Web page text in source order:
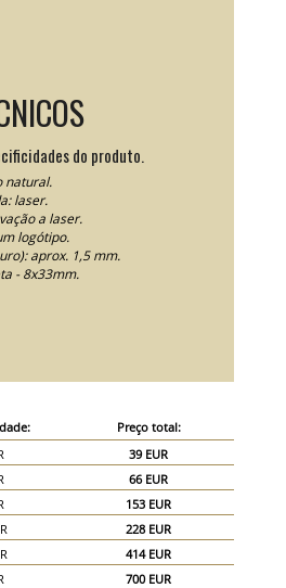
do produto.
natural.
laser.
a laser.
logótipo.
aprox. 1,5 mm.
- 8x33mm.
Preço total:
39 EUR
66 EUR
153 EUR
228 EUR
414 EUR
700 EUR